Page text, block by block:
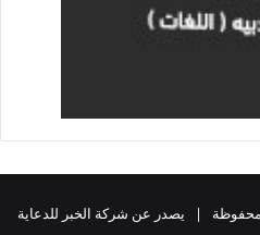
جميع الحقوق محفوظة | يصدر عن شركة الخبر للدعاية